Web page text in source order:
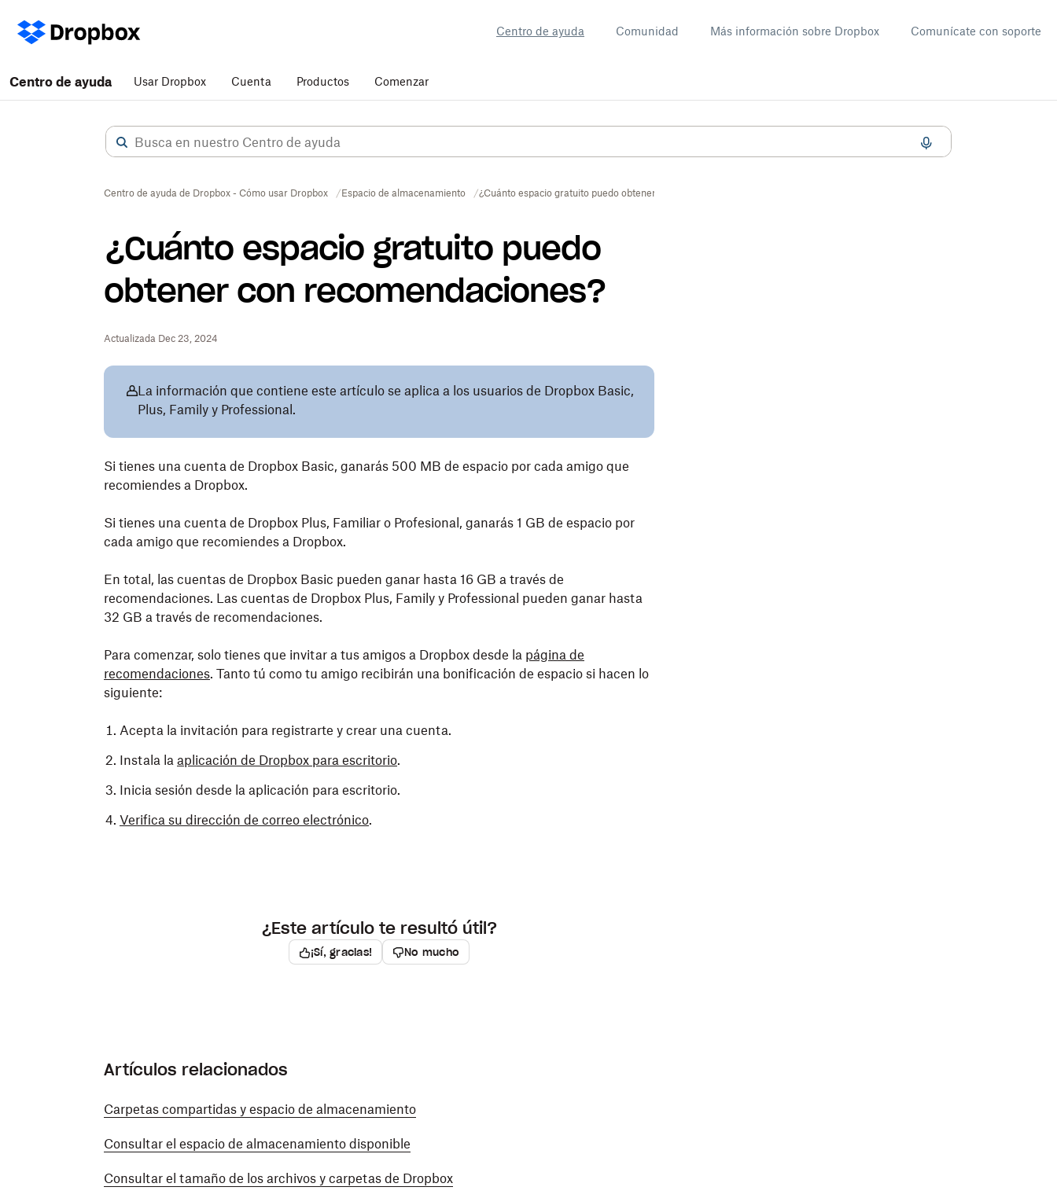
Centro de ayuda Comunidad Más información sobre Dropbox Comunícate con soporte
Centro de ayuda Usar Dropbox Cuenta Productos Comenzar
Centro de ayuda de Dropbox - Cómo usar Dropbox Espacio de almacenamiento ¿Cuánto espacio gratuito puedo obtener con recomendaciones?
¿Cuánto espacio gratuito puedo
obtener con recomendaciones?
Actualizada Dec 23, 2024
La información que contiene este artículo se aplica a los usuarios de Dropbox Basic,
Plus, Family y Professional.
Si tienes una cuenta de Dropbox Basic, ganarás 500 MB de espacio por cada amigo que
recomiendes a Dropbox.
Si tienes una cuenta de Dropbox Plus, Familiar o Profesional, ganarás 1 GB de espacio por
cada amigo que recomiendes a Dropbox.
En total, las cuentas de Dropbox Basic pueden ganar hasta 16 GB a través de
recomendaciones. Las cuentas de Dropbox Plus, Family y Professional pueden ganar hasta
32 GB a través de recomendaciones.
Para comenzar, solo tienes que invitar a tus amigos a Dropbox desde la página de
recomendaciones. Tanto tú como tu amigo recibirán una bonificación de espacio si hacen lo
siguiente:
Acepta la invitación para registrarte y crear una cuenta.
Instala la aplicación de Dropbox para escritorio.
Inicia sesión desde la aplicación para escritorio.
Verifica su dirección de correo electrónico.
¿Este artículo te resultó útil?
¡Sí, gracias! No mucho
Artículos relacionados
Carpetas compartidas y espacio de almacenamiento
Consultar el espacio de almacenamiento disponible
Consultar el tamaño de los archivos y carpetas de Dropbox